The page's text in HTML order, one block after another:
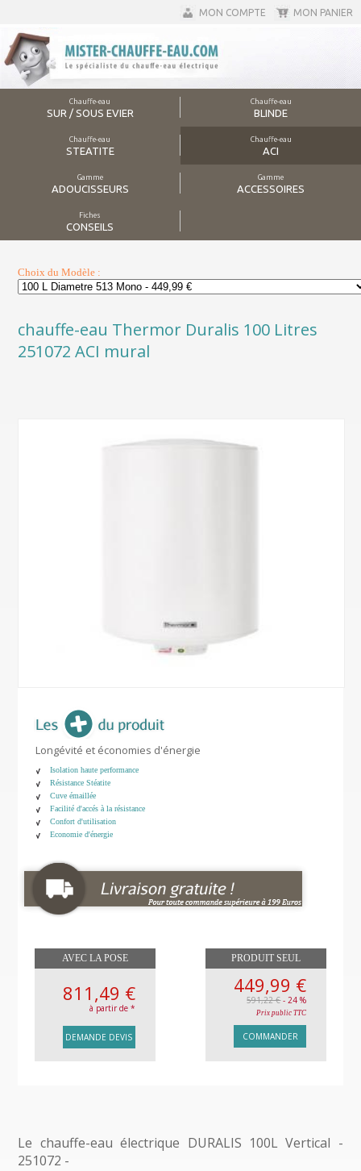
MON PANIER
MON COMPTE
Chauffe-eau
SUR / SOUS EVIER
Chauffe-eau
BLINDE
Chauffe-eau
STEATITE
Chauffe-eau
ACI
Gamme
ADOUCISSEURS
Gamme
ACCESSOIRES
Fiches
CONSEILS
Choix du Modèle :
chauffe-eau Thermor Duralis 100 Litres
251072 ACI mural
Longévité et économies d'énergie
Isolation haute performance
Résistance Stéatite
Cuve émaillée
Facilité d'accés à la résistance
Confort d'utilisation
Economie d'énergie
AVEC LA POSE
811,49 €
à partir de *
DEMANDE DEVIS
PRODUIT SEUL
449,99 €
591,22 € - 24 %
Prix public TTC
COMMANDER
Le chauffe-eau électrique DURALIS 100L Vertical -
251072 -